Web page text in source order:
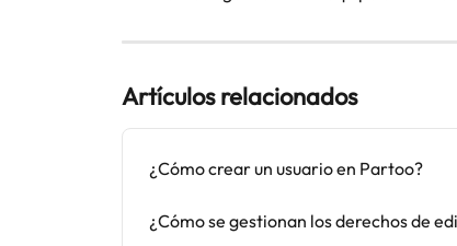
Artículos relacionados
¿Cómo crear un usuario en Partoo?
¿Cómo se gestionan los derechos de